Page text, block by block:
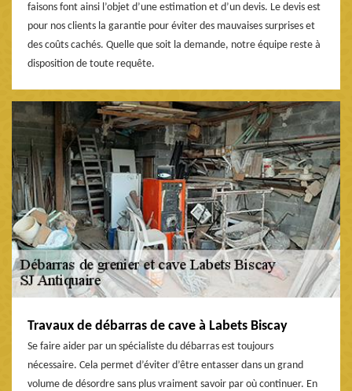
faisons font ainsi l’objet d’une estimation et d’un devis. Le devis est
pour nos clients la garantie pour éviter des mauvaises surprises et
des coûts cachés. Quelle que soit la demande, notre équipe reste à
disposition de toute requête.
Travaux de débarras de cave à Labets Biscay
Se faire aider par un spécialiste du débarras est toujours
nécessaire. Cela permet d’éviter d’être entasser dans un grand
volume de désordre sans plus vraiment savoir par où continuer. En